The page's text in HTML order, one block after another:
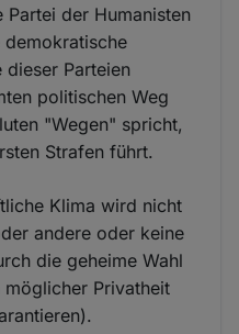
Partei der Humanisten
demokratische
dieser Parteien
politischen Weg
"Wegen" spricht,
Strafen führt.
Klima wird nicht
andere oder keine
die geheime Wahl
Privatheit